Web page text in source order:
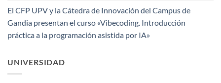
El CFP UPV y la Cátedra de Innovación del Campus de
Gandia presentan el curso «Vibecoding. Introducción
práctica a la programación asistida por IA»
UNIVERSIDAD